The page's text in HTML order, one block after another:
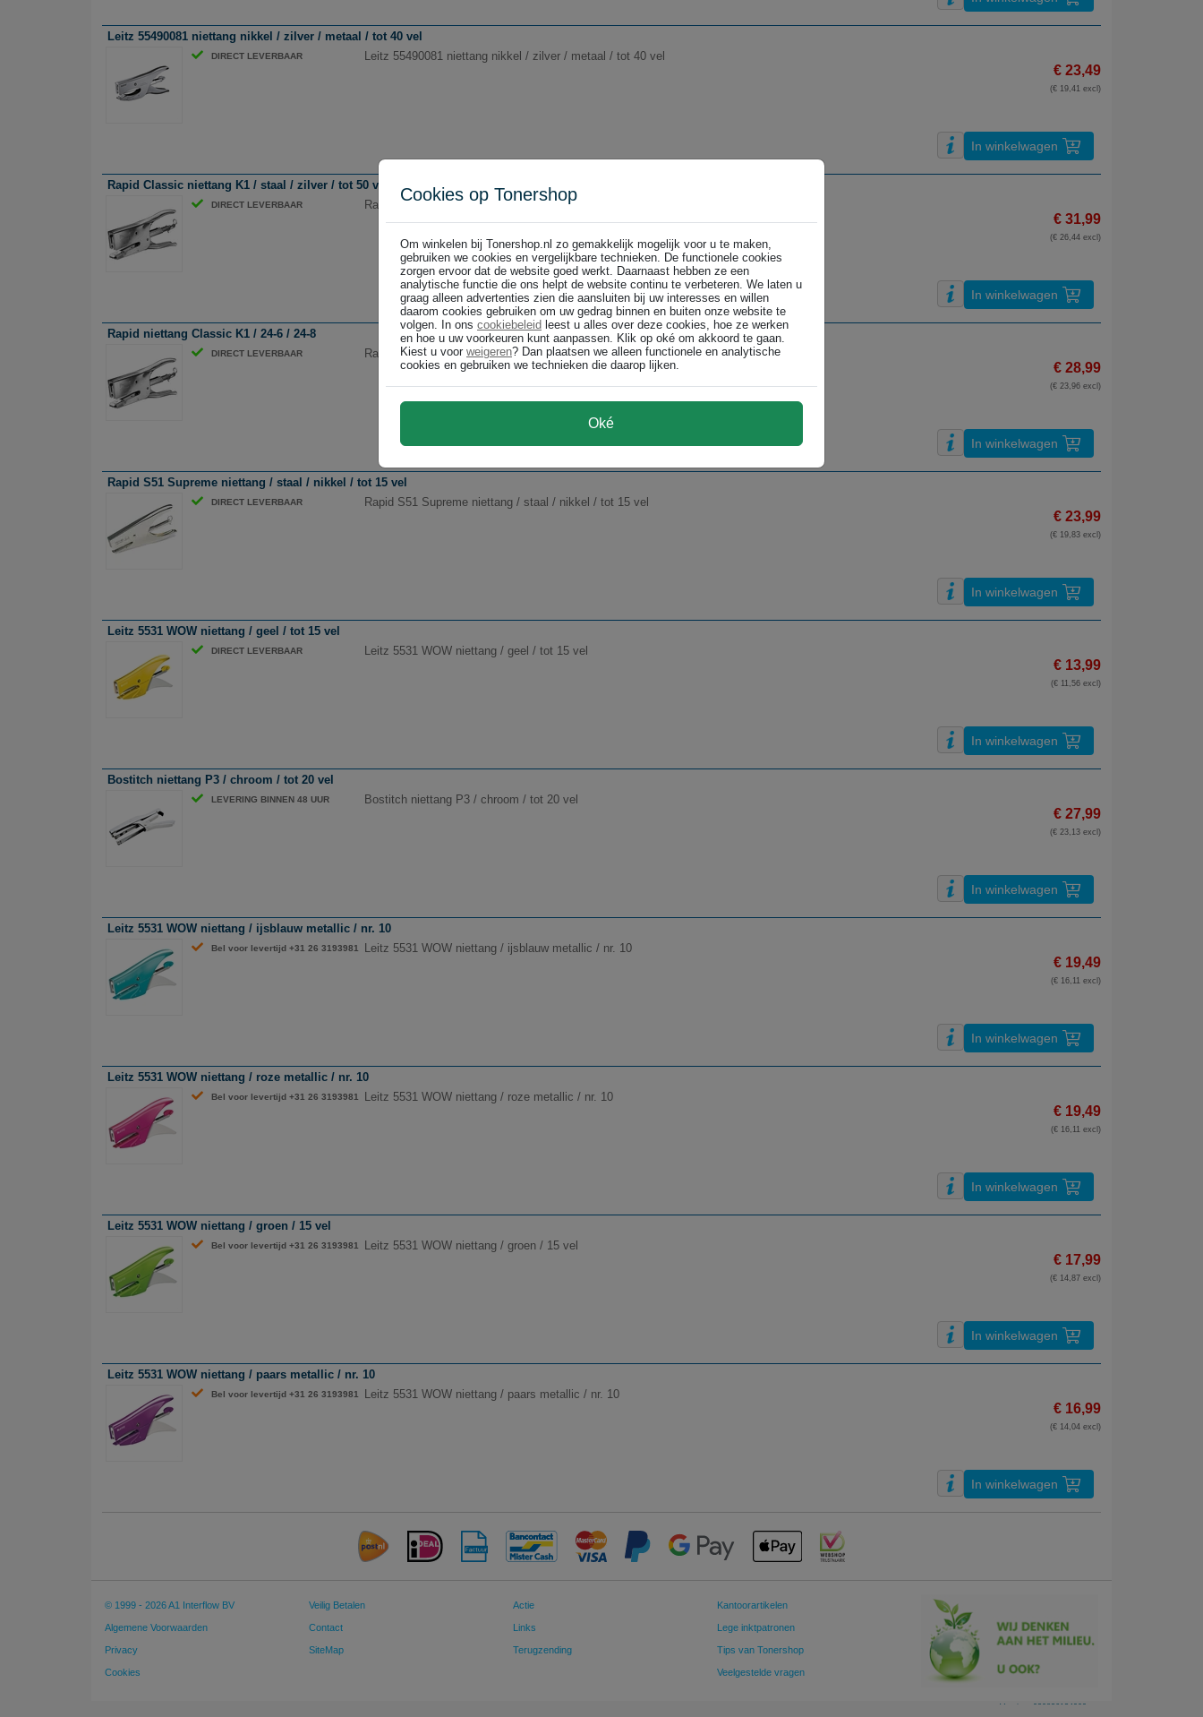
Leitz 55490081 niettang nikkel / zilver / metaal / tot 40 vel
DIRECT LEVERBAAR Leitz 55490081 niettang nikkel / zilver / metaal / tot 40 vel
€ 23,49
(€ 19,41 excl)
In winkelwagen
Rapid Classic niettang K1 / staal / zilver / tot 50 vel
DIRECT LEVERBAAR Rapid Classic niettang K1 / staal / zilver / tot 50 vel
€ 31,99
(€ 26,44 excl)
In winkelwagen
Rapid niettang Classic K1 / 24-6 / 24-8
DIRECT LEVERBAAR Rapid niettang Classic K1 / 24-6 / 24-8
€ 28,99
(€ 23,96 excl)
In winkelwagen
Rapid S51 Supreme niettang / staal / nikkel / tot 15 vel
DIRECT LEVERBAAR Rapid S51 Supreme niettang / staal / nikkel / tot 15 vel
€ 23,99
(€ 19,83 excl)
In winkelwagen
Leitz 5531 WOW niettang / geel / tot 15 vel
DIRECT LEVERBAAR Leitz 5531 WOW niettang / geel / tot 15 vel
€ 13,99
(€ 11,56 excl)
In winkelwagen
Bostitch niettang P3 / chroom / tot 20 vel
LEVERING BINNEN 48 UUR Bostitch niettang P3 / chroom / tot 20 vel
€ 27,99
(€ 23,13 excl)
In winkelwagen
Leitz 5531 WOW niettang / ijsblauw metallic / nr. 10
Bel voor levertijd +31 26 3193981 Leitz 5531 WOW niettang / ijsblauw metallic / nr. 10
€ 19,49
(€ 16,11 excl)
In winkelwagen
Leitz 5531 WOW niettang / roze metallic / nr. 10
Bel voor levertijd +31 26 3193981 Leitz 5531 WOW niettang / roze metallic / nr. 10
€ 19,49
(€ 16,11 excl)
In winkelwagen
Leitz 5531 WOW niettang / groen / 15 vel
Bel voor levertijd +31 26 3193981 Leitz 5531 WOW niettang / groen / 15 vel
€ 17,99
(€ 14,87 excl)
In winkelwagen
Leitz 5531 WOW niettang / paars metallic / nr. 10
Bel voor levertijd +31 26 3193981 Leitz 5531 WOW niettang / paars metallic / nr. 10
€ 16,99
(€ 14,04 excl)
In winkelwagen
© 1999 - 2026 A1 Interflow BV
Algemene Voorwaarden
Privacy
Cookies
Veilig Betalen
Contact
SiteMap
Actie
Links
Terugzending
Kantoorartikelen
Lege inktpatronen
Tips van Tonershop
Veelgestelde vragen
Version: 030826124909
Cookies op Tonershop
Om winkelen bij Tonershop.nl zo gemakkelijk mogelijk voor u te maken,
gebruiken we cookies en vergelijkbare technieken. De functionele cookies
zorgen ervoor dat de website goed werkt. Daarnaast hebben ze een
analytische functie die ons helpt de website continu te verbeteren. We laten u
graag alleen advertenties zien die aansluiten bij uw interesses en willen
daarom cookies gebruiken om uw gedrag binnen en buiten onze website te
volgen. In ons cookiebeleid leest u alles over deze cookies, hoe ze werken
en hoe u uw voorkeuren kunt aanpassen. Klik op oké om akkoord te gaan.
Kiest u voor weigeren? Dan plaatsen we alleen functionele en analytische
cookies en gebruiken we technieken die daarop lijken.
Oké